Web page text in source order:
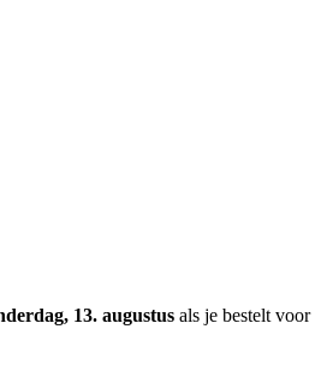
13. augustus als je bestelt voor